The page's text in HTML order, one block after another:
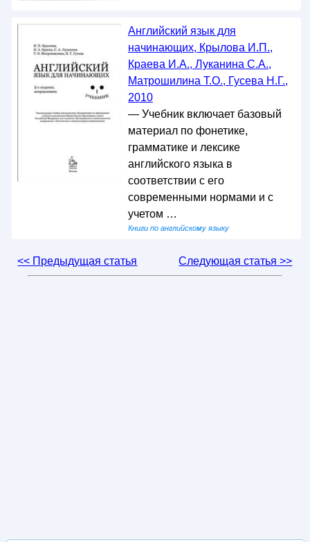
Английский язык для
начинающих, Крылова И.П.,
Краева И.А., Луканина С.А.,
Матрошилина Т.О., Гусева Н.Г.,
2010
— Учебник включает базовый
материал по фонетике,
грамматике и лексике
английского языка в
соответствии с его
современными нормами и с
учетом …
Книги по английскому языку
<< Предыдущая статья Следующая статья >>